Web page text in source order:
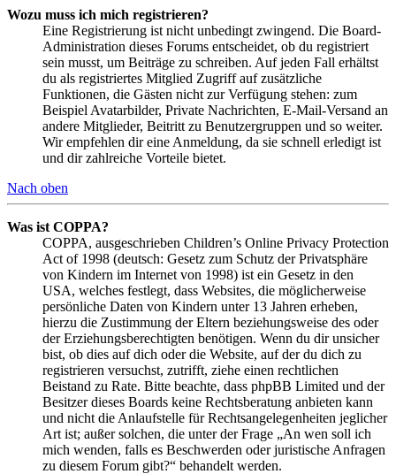
Wozu muss ich mich registrieren?
Eine Registrierung ist nicht unbedingt zwingend. Die Board-
Administration dieses Forums entscheidet, ob du registriert
sein musst, um Beiträge zu schreiben. Auf jeden Fall erhältst
du als registriertes Mitglied Zugriff auf zusätzliche
Funktionen, die Gästen nicht zur Verfügung stehen: zum
Beispiel Avatarbilder, Private Nachrichten, E-Mail-Versand an
andere Mitglieder, Beitritt zu Benutzergruppen und so weiter.
Wir empfehlen dir eine Anmeldung, da sie schnell erledigt ist
und dir zahlreiche Vorteile bietet.
Nach oben
Was ist COPPA?
COPPA, ausgeschrieben Children’s Online Privacy Protection
Act of 1998 (deutsch: Gesetz zum Schutz der Privatsphäre
von Kindern im Internet von 1998) ist ein Gesetz in den
USA, welches festlegt, dass Websites, die möglicherweise
persönliche Daten von Kindern unter 13 Jahren erheben,
hierzu die Zustimmung der Eltern beziehungsweise des oder
der Erziehungsberechtigten benötigen. Wenn du dir unsicher
bist, ob dies auf dich oder die Website, auf der du dich zu
registrieren versuchst, zutrifft, ziehe einen rechtlichen
Beistand zu Rate. Bitte beachte, dass phpBB Limited und der
Besitzer dieses Boards keine Rechtsberatung anbieten kann
und nicht die Anlaufstelle für Rechtsangelegenheiten jeglicher
Art ist; außer solchen, die unter der Frage „An wen soll ich
mich wenden, falls es Beschwerden oder juristische Anfragen
zu diesem Forum gibt?“ behandelt werden.